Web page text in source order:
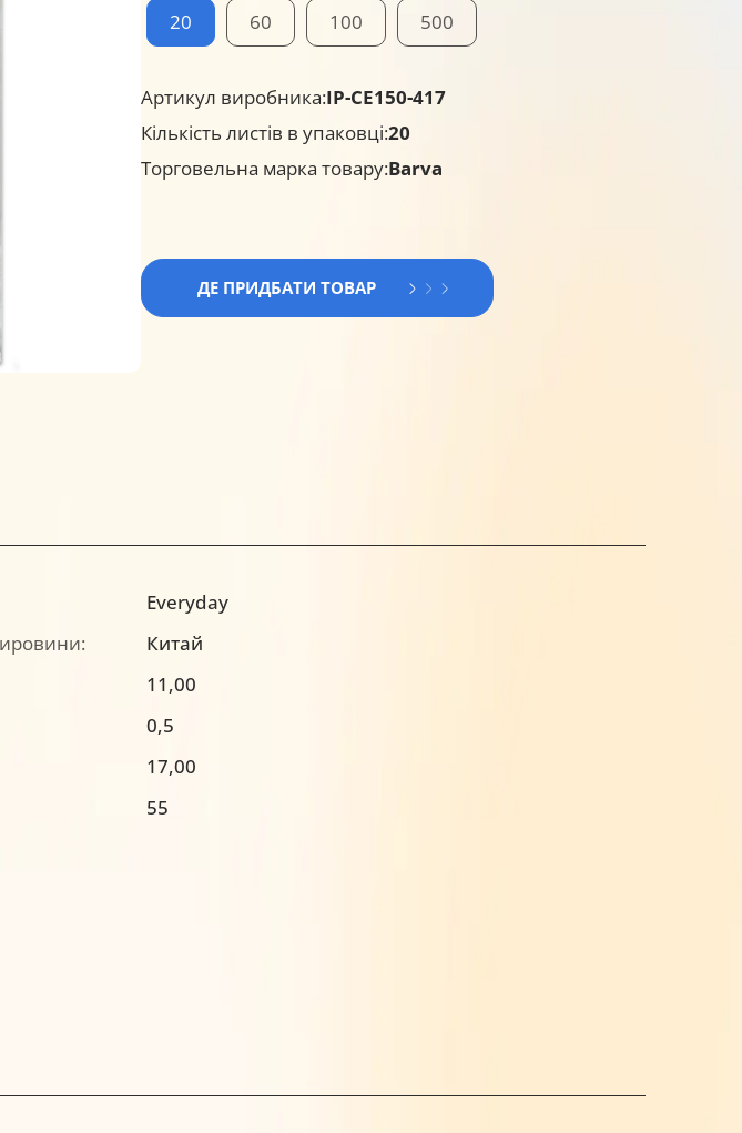
20
60 100 500
Артикул виробника:IP-CE150-417
Кількість листів в упаковці:20
Торговельна марка товару:Barva
ДЕ ПРИДБАТИ ТОВАР
Everyday
Китай
11,00
0,5
17,00
55